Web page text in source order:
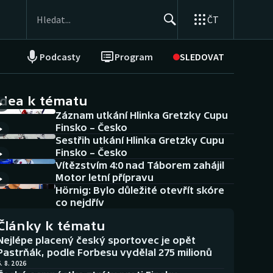
ČT
Podcasty Program SLEDOVAT
NEPŘEHLÉDNĚTE
Historické návraty
Aplikace ČT sport
AZ kvíz
k tématu
Záznam utkání Hlinka Gretzky Cupu
Finsko – Česko
Sestřih utkání Hlinka Gretzky Cupu
Finsko – Česko
Vítězstvím 4:0 nad Táborem zahájil
Motor letní přípravu
Hörnig: Bylo důležité otevřít skóre
co nejdřív
k tématu
placený český sportovec je opět
podle Forbesu vydělal 275 milionů
8. 2026